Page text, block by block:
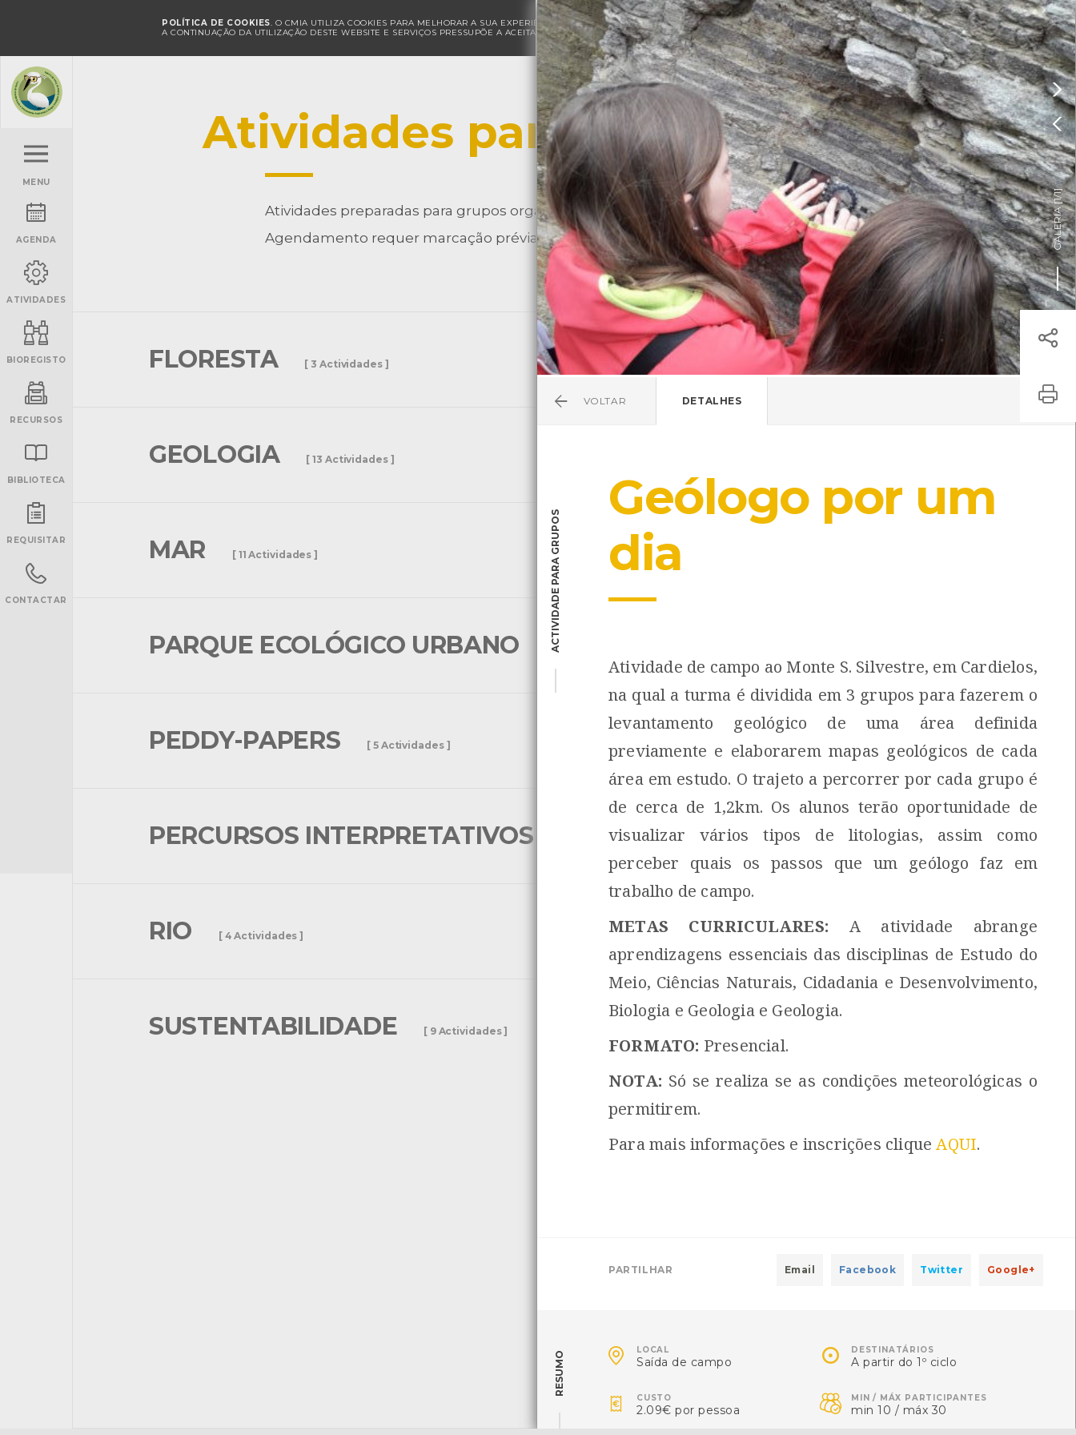
POLÍTICA DE COOKIES. O CMIA UTILIZA COOKIES PARA MELHORAR A SUA EXPERIÊNCIA DE NAVEGAÇÃO E PARA FINS ESTATÍSTICOS.
A CONTINUAÇÃO DA UTILIZAÇÃO DESTE WEBSITE E SERVIÇOS PRESSUPÕE A ACEITAÇÃO DA UTILIZAÇÃO DE COOKIES.POLÍTICA DE COOKIES 
HOJE
22º/22º
Pressione Enter
ENTRAR
MENU
AGENDA
ATIVIDADES
BIOREGISTO
RECURSOS
BIBLIOTECA
REQUISITAR
CONTACTAR
Atividades para Grupos
Atividades preparadas para grupos organizados de várias faixas etárias.
Agendamento requer marcação prévia.
FLORESTA [ 3 Actividades ]
GEOLOGIA [ 13 Actividades ]
MAR [ 11 Actividades ]
PARQUE ECOLÓGICO URBANO [ 9 Actividades ]
PEDDY-PAPERS [ 5 Actividades ]
PERCURSOS INTERPRETATIVOS [ 3 Actividades ]
RIO [ 4 Actividades ]
SUSTENTABILIDADE [ 9 Actividades ]


GALERIA [
1/1
]
VOLTAR DETALHES
ACTIVIDADE PARA GRUPOS
Geólogo por um
dia
Atividade de campo ao Monte S. Silvestre, em Cardielos,
na qual a turma é dividida em 3 grupos para fazerem o
levantamento geológico de uma área definida
previamente e elaborarem mapas geológicos de cada
área em estudo. O trajeto a percorrer por cada grupo é
de cerca de 1,2km. Os alunos terão oportunidade de
visualizar vários tipos de litologias, assim como
perceber quais os passos que um geólogo faz em
trabalho de campo.
METAS CURRICULARES: A atividade abrange
aprendizagens essenciais das disciplinas de Estudo do
Meio, Ciências Naturais, Cidadania e Desenvolvimento,
Biologia e Geologia e Geologia.
FORMATO: Presencial.
NOTA: Só se realiza se as condições meteorológicas o
permitirem.
Para mais informações e inscrições cliqueAQUI.
PARTILHAR Email Facebook Twitter Google+
RESUMO  LOCAL
Saída de campo  DESTINATÁRIOS
A partir do 1º ciclo
 CUSTO
2.09€ por pessoa  MIN / MÁX PARTICIPANTES
min 10 / máx 30